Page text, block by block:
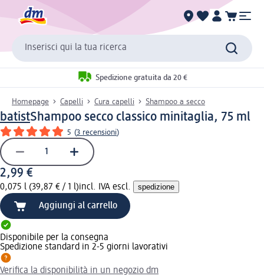
Inserisci qui la tua ricerca
Spedizione gratuita da 20 €
Homepage Capelli Cura capelli Shampoo a secco
batistShampoo secco classico minitaglia, 75 ml
5 (3 recensioni)
2,99 €
0,075 l (39,87 € / 1 l)incl. IVA escl. spedizione
Aggiungi al carrello
Disponibile per la consegna
Spedizione standard in 2-5 giorni lavorativi
Verifica la disponibilità in un negozio dm